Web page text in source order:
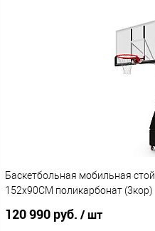
Баскетбольная мобильная
152x90CM поликарбонат (3кор)
120 990 руб. / шт